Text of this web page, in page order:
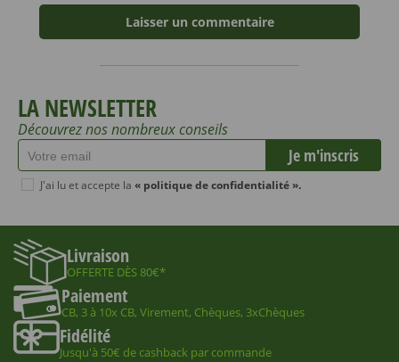
LA NEWSLETTER
Découvrez nos nombreux conseils
J'ai lu et accepte la « politique de confidentialité ».
Livraison
OFFERTE DÈS 80€*
Paiement
CB, 3 à 10x CB, Virement, Chèques, 3xChèques
Fidélité
Jusqu'à 50€ de cashback par commande